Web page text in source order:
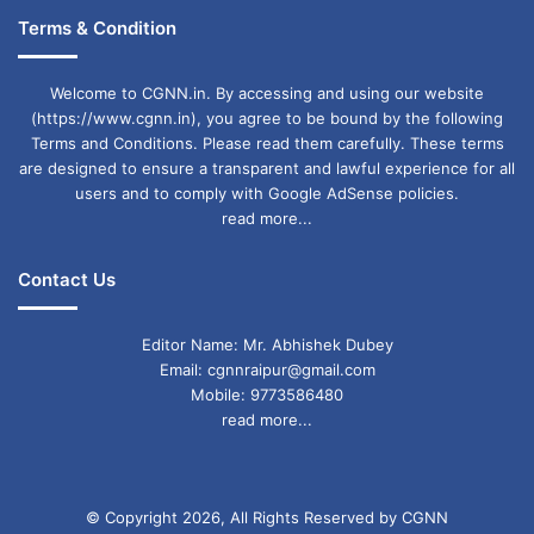
आप अपनी पारिवारिक जिम्मेदारियों पर पूरा ध्यान देंगे। यदि
आपको माफी मांगनी पड़ सकती है। आपके बॉस आपके ऊपर
पूरा भरोसा करेंगे।
सिंह दैनिक राशिफल (Leo Daily Horoscope)
आज का दिन आपके लिए वाणी और व्यवहार पर नियंत्रण
रखने के लिए रहेगा। आपको अपने कामों के प्रति सावधान
रहना होगा। कारोबार कर रहे लोगों को कुछ नई तकनीकों
का सामना करना पड़ सकता है। आपकी सोचने व समझने
Terms & Condition
Welcome to CGNN.in. By accessing and using our website
(https://www.cgnn.in), you agree to be bound by the following
Terms and Conditions. Please read them carefully. These terms
are designed to ensure a transparent and lawful experience for all
users and to comply with Google AdSense policies.
read more...
Contact Us
Editor Name: Mr. Abhishek Dubey
Email: cgnnraipur@gmail.com
Mobile: 9773586480
read more...
© Copyright 2026, All Rights Reserved by CGNN